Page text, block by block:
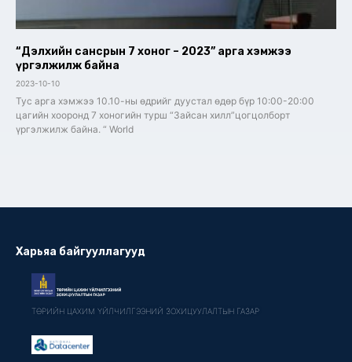
“Дэлхийн сансрын 7 хоног – 2023” арга хэмжээ
үргэлжилж байна
2023-10-10
Тус арга хэмжээ 10.10-ны өдрийг дуустал өдөр бүр 10:00-20:00
цагийн хооронд 7 хоногийн турш “Зайсан хилл”цогцолборт
үргэлжилж байна. “ World
Харьяа байгууллагууд
ТӨРИЙН ЦАХИМ ҮЙЛЧИЛГЭЭНИЙ ЗОХИЦУУЛАЛТЫН ГАЗАР